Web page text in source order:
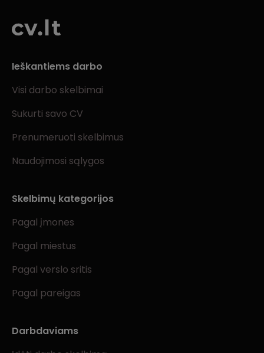
Ieškantiems darbo
Visi darbo skelbimai
Sukurti savo CV
Prenumeruoti skelbimus
Naudojimosi sąlygos
Skelbimų kategorijos
Pagal įmones
Pagal miestus
Pagal verslo sritis
Pagal pareigas
Darbdaviams